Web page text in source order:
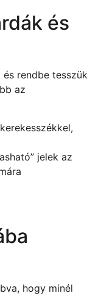
és
rendbe tesszük
az
jelek az
hogy minél